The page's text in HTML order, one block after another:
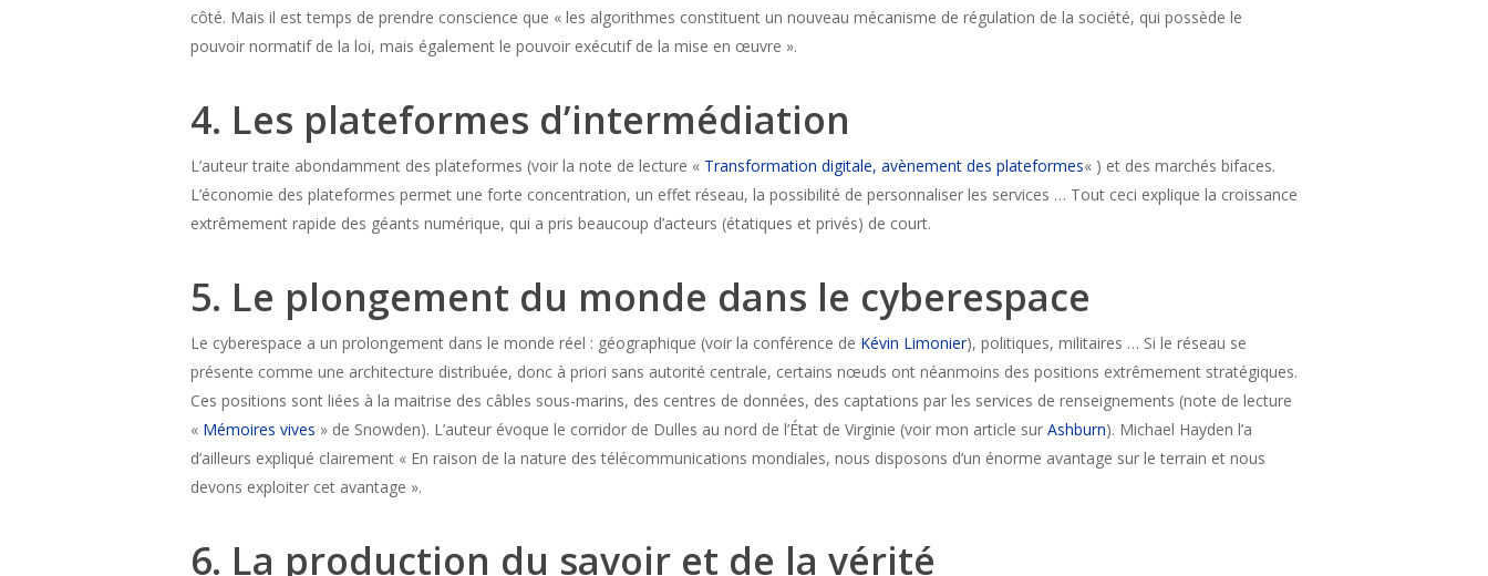
côté. Mais il est temps de prendre conscience que « les algorithmes constituent un nouveau mécanisme de régulation de la société, qui possède le
pouvoir normatif de la loi, mais également le pouvoir exécutif de la mise en œuvre ».
4. Les plateformes d’intermédiation
L’auteur traite abondamment des plateformes (voir la note de lecture « Transformation digitale, avènement des plateformes« ) et des marchés bifaces.
L’économie des plateformes permet une forte concentration, un effet réseau, la possibilité de personnaliser les services … Tout ceci explique la croissance
extrêmement rapide des géants numérique, qui a pris beaucoup d’acteurs (étatiques et privés) de court.
5. Le plongement du monde dans le cyberespace
Le cyberespace a un prolongement dans le monde réel : géographique (voir la conférence de Kévin Limonier), politiques, militaires … Si le réseau se
présente comme une architecture distribuée, donc à priori sans autorité centrale, certains nœuds ont néanmoins des positions extrêmement stratégiques.
Ces positions sont liées à la maitrise des câbles sous-marins, des centres de données, des captations par les services de renseignements (note de lecture
« Mémoires vives » de Snowden). L’auteur évoque le corridor de Dulles au nord de l’État de Virginie (voir mon article sur Ashburn). Michael Hayden l’a
d’ailleurs expliqué clairement « En raison de la nature des télécommunications mondiales, nous disposons d’un énorme avantage sur le terrain et nous
devons exploiter cet avantage ».
6. La production du savoir et de la vérité